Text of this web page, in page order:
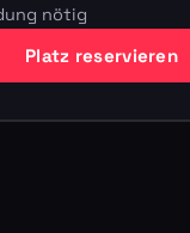
nötig
Platz reservieren